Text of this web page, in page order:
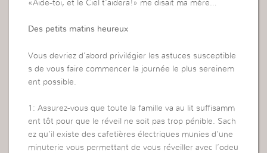
«Aide-toi, et le Ciel t’aidera!» me disait ma mère…
Des petits matins heureux
Vous devriez d’abord privilégier les astuces susceptible
s de vous faire commencer la journée le plus sereinem
ent possible.
1: Assurez-vous que toute la famille va au lit suffisamm
ent tôt pour que le réveil ne soit pas trop pénible. Sach
ez qu’il existe des cafetières électriques munies d’une
minuterie vous permettant de vous réveiller avec l’odeu